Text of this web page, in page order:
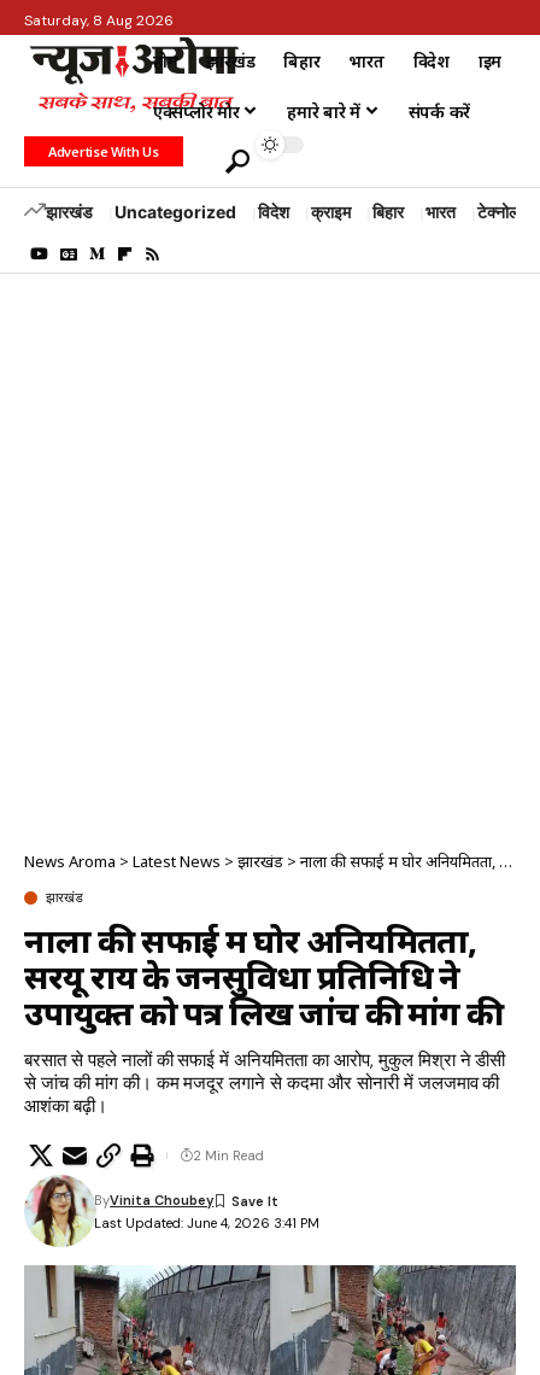
Saturday, 8 Aug 2026
होम झारखंड बिहार भारत विदेश क्राइम
एक्सप्लोर मोर हमारे बारे में संपर्क करें
Advertise With Us
झारखंड Uncategorized विदेश क्राइम बिहार भारत टेक्नोलॉजी
News Aroma > Latest News > झारखंड >नालों की सफाई में घोर अनियमितता, सरयू राय के जनसुविधा प्रतिनिधि ने उपायुक्त को पत्र लिख जांच की मांग की
झारखंड
नालों की सफाई में घोर अनियमितता,
सरयू राय के जनसुविधा प्रतिनिधि ने
उपायुक्त को पत्र लिख जांच की मांग की
बरसात से पहले नालों की सफाई में अनियमितता का आरोप, मुकुल मिश्रा ने डीसी
से जांच की मांग की। कम मजदूर लगाने से कदमा और सोनारी में जलजमाव की
आशंका बढ़ी।
Last Updated: June 4, 2026 3:41 PM
ByVinita Choubey
2 Min Read